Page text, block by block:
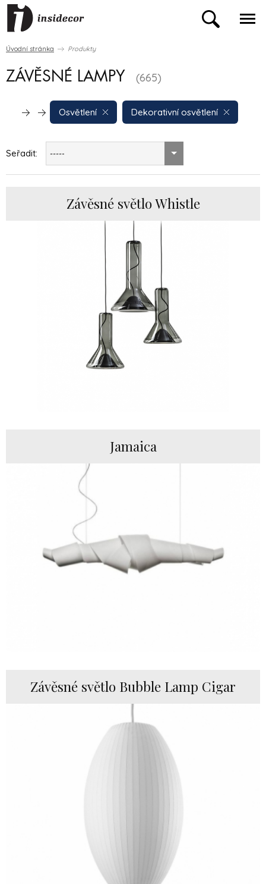
Úvodní stránka Produkty
ZÁVĚSNÉ LAMPY (665)
Osvětlení Dekorativní osvětlení
Seřadit: -----
Závěsné světlo Whistle
Jamaica
Závěsné světlo Bubble Lamp Cigar